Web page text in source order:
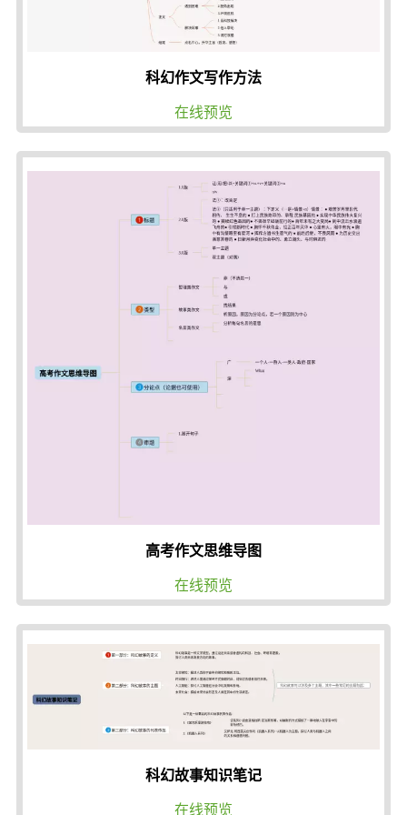
科幻作文写作方法
在线预览
高考作文思维导图
在线预览
科幻故事知识笔记
在线预览